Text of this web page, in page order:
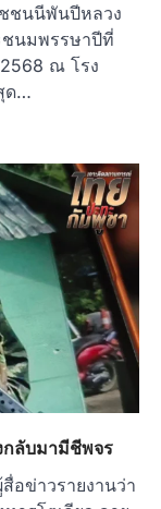
ชนนีพันปีหลวง
ชนมพรรษาปีที่
ณ โรง
ด…
กลับมามีชีพจร
อข่าวรายงานว่า